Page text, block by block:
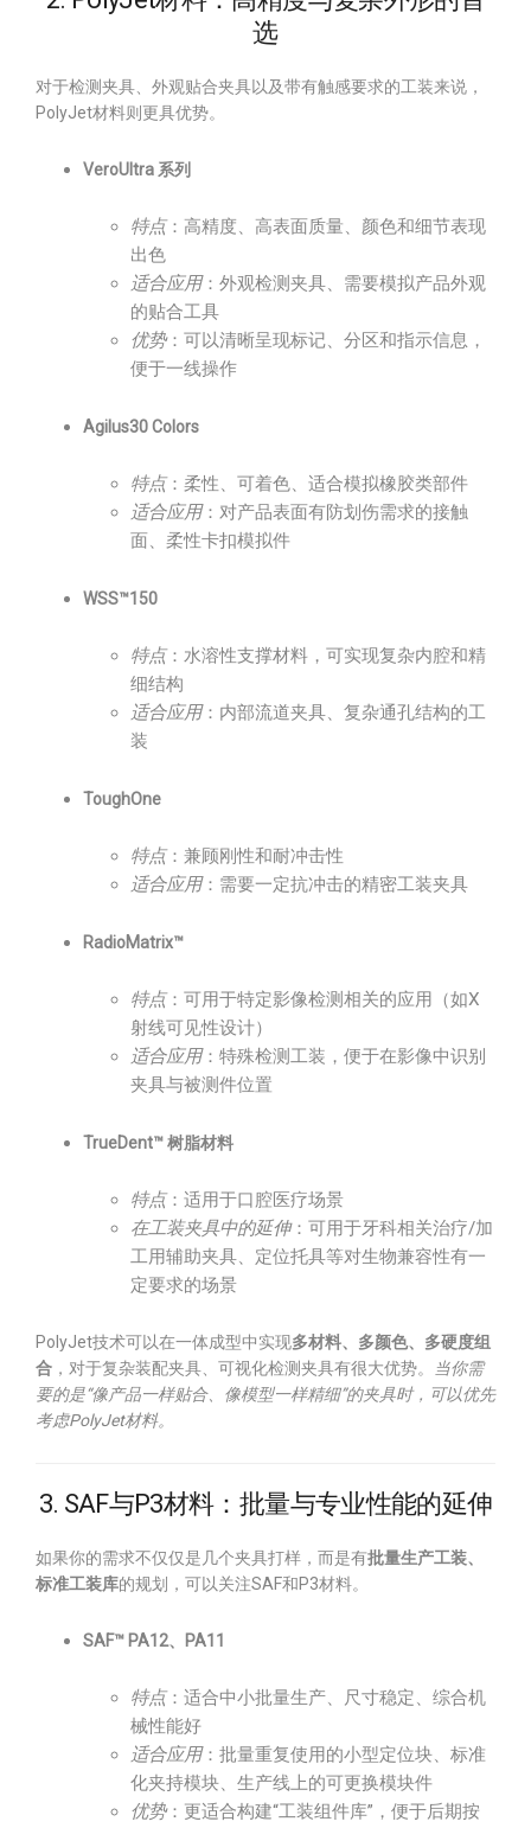
选
对于检测夹具、外观贴合夹具以及带有触感要求的工装来说，
PolyJet材料则更具优势。
VeroUltra 系列
特点：高精度、高表面质量、颜色和细节表现
出色
适合应用：外观检测夹具、需要模拟产品外观
的贴合工具
优势：可以清晰呈现标记、分区和指示信息，
便于一线操作
Agilus30 Colors
特点：柔性、可着色、适合模拟橡胶类部件
适合应用：对产品表面有防划伤需求的接触
面、柔性卡扣模拟件
WSS™150
特点：水溶性支撑材料，可实现复杂内腔和精
细结构
适合应用：内部流道夹具、复杂通孔结构的工
装
ToughOne
特点：兼顾刚性和耐冲击性
适合应用：需要一定抗冲击的精密工装夹具
RadioMatrix™
特点：可用于特定影像检测相关的应用（如X
射线可见性设计）
适合应用：特殊检测工装，便于在影像中识别
夹具与被测件位置
TrueDent™ 树脂材料
特点：适用于口腔医疗场景
在工装夹具中的延伸：可用于牙科相关治疗/加
工用辅助夹具、定位托具等对生物兼容性有一
定要求的场景
PolyJet技术可以在一体成型中实现多材料、多颜色、多硬度组
合 ，对于复杂装配夹具、可视化检测夹具有很大优势。
当你需
要的是“像产品一样贴合、像模型一样精细”的夹具时，可以优先
考虑PolyJet材料。
3. SAF与P3材料：批量与专业性能的延伸
如果你的需求不仅仅是几个夹具打样，而是有批量生产工装、
标准工装库的规划，可以关注SAF和P3材料。
SAF™ PA12、PA11
特点：适合中小批量生产、尺寸稳定、综合机
械性能好
适合应用：批量重复使用的小型定位块、标准
化夹持模块、生产线上的可更换模块件
优势：更适合构建“工装组件库”，便于后期按